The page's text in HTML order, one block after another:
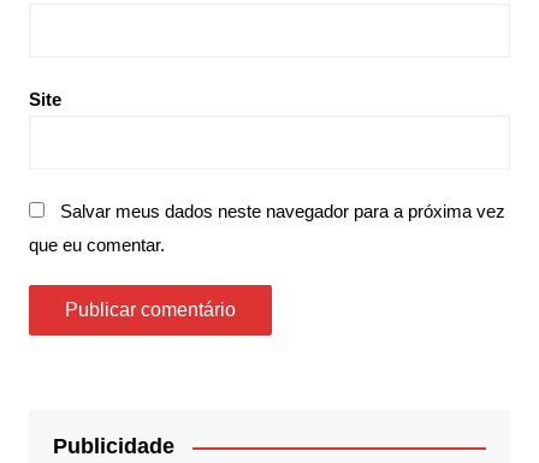
Site
Salvar meus dados neste navegador para a próxima vez
que eu comentar.
Publicidade